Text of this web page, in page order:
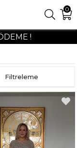
!
0
Filtreleme